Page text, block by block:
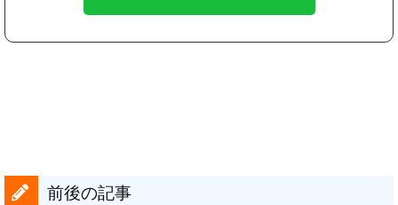
前後の記事